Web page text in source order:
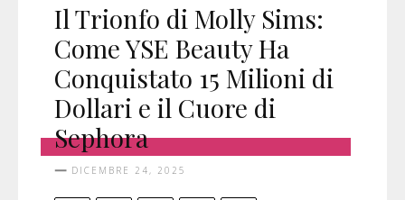
Il Trionfo di Molly Sims:
Come YSE Beauty Ha
Conquistato 15 Milioni di
Dollari e il Cuore di
Sephora
DICEMBRE 24, 2025